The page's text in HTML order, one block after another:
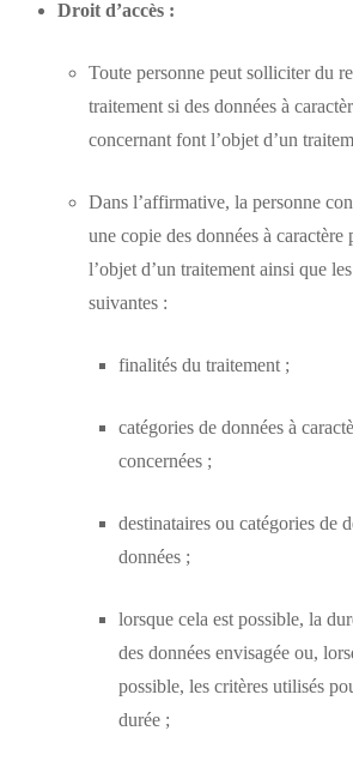
Droit d’accès :
Toute personne peut solliciter du
traitement si des données à
concernant font l’objet d’un
Dans l’affirmative, la personne
une copie des données à caractère
l’objet d’un traitement ainsi que
suivantes :
finalités du traitement ;
catégories de données à
concernées ;
destinataires ou catégories de
données ;
lorsque cela est possible, la
des données envisagée ou,
possible, les critères utilisés
durée ;